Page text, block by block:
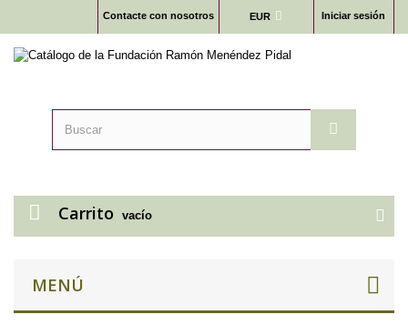
Iniciar sesión
EUR
Contacte con nosotros
Carrito vacío
MENÚ